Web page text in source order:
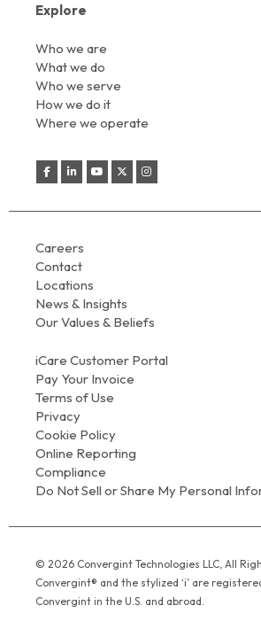
Explore
Who we are
What we do
Who we serve
How we do it
Where we operate
Careers
Contact
Locations
News & Insights
Our Values & Beliefs
iCare Customer Portal
Pay Your Invoice
Terms of Use
Privacy
Cookie Policy
Online Reporting
Compliance
Do Not Sell or Share My Personal
© 2026 Convergint Technologies LLC, All
Convergint® and the stylized ‘i’ are
Convergint in the U.S. and abroad.